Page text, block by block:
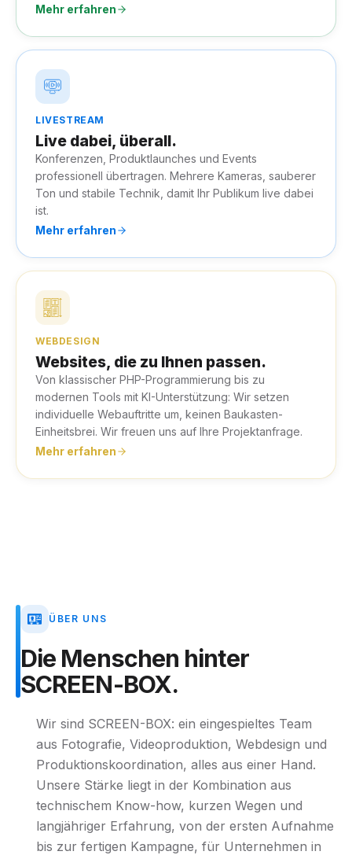
Mehr erfahren
LIVESTREAM
Live dabei, überall.
Konferenzen, Produktlaunches und Events
professionell übertragen. Mehrere Kameras, sauberer
Ton und stabile Technik, damit Ihr Publikum live dabei
ist.
Mehr erfahren
WEBDESIGN
Websites, die zu Ihnen passen.
Von klassischer PHP-Programmierung bis zu
modernen Tools mit KI-Unterstützung: Wir setzen
individuelle Webauftritte um, keinen Baukasten-
Einheitsbrei. Wir freuen uns auf Ihre Projektanfrage.
Mehr erfahren
ÜBER UNS
Die Menschen hinter
SCREEN-BOX.
Wir sind SCREEN-BOX: ein eingespieltes Team
aus Fotografie, Videoproduktion, Webdesign und
Produktionskoordination, alles aus einer Hand.
Unsere Stärke liegt in der Kombination aus
technischem Know-how, kurzen Wegen und
langjähriger Erfahrung, von der ersten Aufnahme
bis zur fertigen Kampagne, für Unternehmen in